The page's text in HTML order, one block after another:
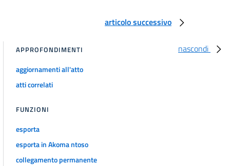
articolo successivo
nascondi
APPROFONDIMENTI
aggiornamenti all'atto
atti correlati
FUNZIONI
esporta
esporta in Akoma ntoso
collegamento permanente